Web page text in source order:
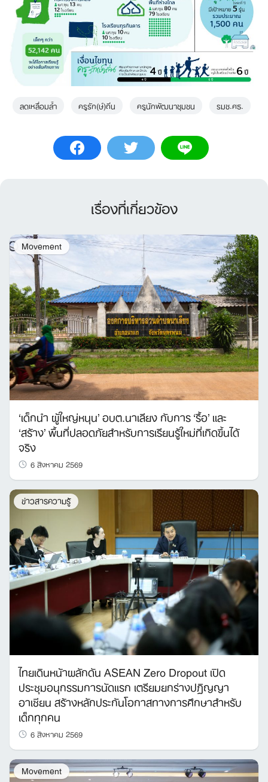
ลดเหลื่อมล้ำ ครูรัก(ษ์)ถิ่น ครูนักพัฒนาชุมชน รมช.ศธ.
เรื่องที่เกี่ยวข้อง
Movement
‘เด็กนำ ผู้ใหญ่หนุน’ อบต.นาเลียง กับการ ‘รื้อ’ และ
‘สร้าง’ พื้นที่ปลอดภัยสำหรับการเรียนรู้ใหม่ที่เกิดขึ้นได้
จริง
6 สิงหาคม 2569
ข่าวสารความรู้
ไทยเดินหน้าผลักดัน ASEAN Zero Dropout เปิด
ประชุมอนุกรรมการนัดแรก เตรียมยกร่างปฏิญญา
อาเซียน สร้างหลักประกันโอกาสทางการศึกษาสำหรับ
เด็กทุกคน
6 สิงหาคม 2569
Movement